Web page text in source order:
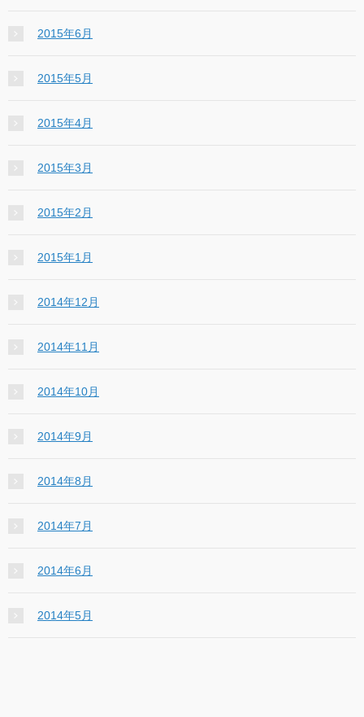
2015年6月
2015年5月
2015年4月
2015年3月
2015年2月
2015年1月
2014年12月
2014年11月
2014年10月
2014年9月
2014年8月
2014年7月
2014年6月
2014年5月